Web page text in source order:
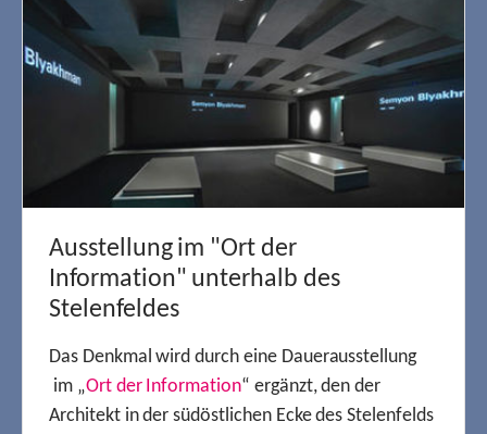
Ausstellung im "Ort der
Information" unterhalb des
Stelenfeldes
Das Denkmal wird durch eine Dauerausstellung
im „Ort der Information“ ergänzt, den der
Architekt in der südöstlichen Ecke des Stelenfelds